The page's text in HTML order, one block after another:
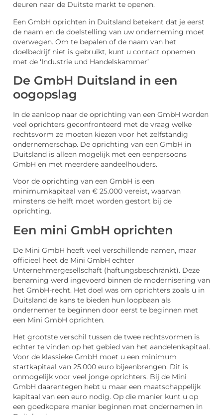
deuren naar de Duitste markt te openen.
Een GmbH oprichten in Duitsland betekent dat je eerst
de naam en de doelstelling van uw onderneming moet
overwegen. Om te bepalen of de naam van het
doelbedrijf niet is gebruikt, kunt u contact opnemen
met de ‘Industrie und Handelskammer’
De GmbH Duitsland in een
oogopslag
In de aanloop naar de oprichting van een GmbH worden
veel oprichters geconfronteerd met de vraag welke
rechtsvorm ze moeten kiezen voor het zelfstandig
ondernemerschap. De oprichting van een GmbH in
Duitsland is alleen mogelijk met een eenpersoons
GmbH en met meerdere aandeelhouders.
Voor de oprichting van een GmbH is een
minimumkapitaal van € 25.000 vereist, waarvan
minstens de helft moet worden gestort bij de
oprichting.
Een mini GmbH oprichten
De Mini GmbH heeft veel verschillende namen, maar
officieel heet de Mini GmbH echter
Unternehmergesellschaft (haftungsbeschränkt). Deze
benaming werd ingevoerd binnen de modernisering van
het GmbH-recht. Het doel was om oprichters zoals u in
Duitsland de kans te bieden hun loopbaan als
ondernemer te beginnen door eerst te beginnen met
een Mini GmbH oprichten.
Het grootste verschil tussen de twee rechtsvormen is
echter te vinden op het gebied van het aandelenkapitaal.
Voor de klassieke GmbH moet u een minimum
startkapitaal van 25.000 euro bijeenbrengen. Dit is
onmogelijk voor veel jonge oprichters. Bij de Mini
GmbH daarentegen hebt u maar een maatschappelijk
kapitaal van een euro nodig. Op die manier kunt u op
een goedkopere manier beginnen met ondernemen in